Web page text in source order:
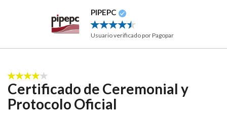
PIPEPC
Usuario verificado por Pagopar
Certificado de Ceremonial y
Protocolo Oficial